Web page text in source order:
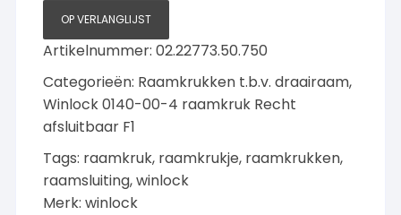
OP VERLANGLIJST
Artikelnummer:02.22773.50.750
Categorieën: Raamkrukken t.b.v. draairaam,
Winlock 0140-00-4 raamkruk Recht
afsluitbaar F1
Tags: raamkruk, raamkrukje, raamkrukken,
raamsluiting,winlock
Merk:winlock